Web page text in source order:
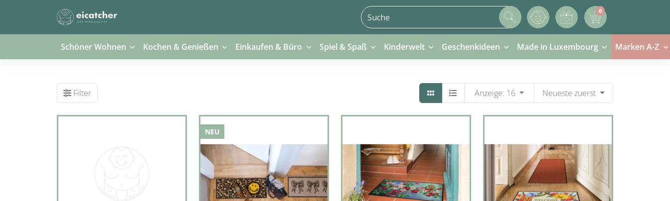
0
0 Artikel im Warenkorb
Schöner Wohnen Kochen & Genießen Einkaufen & Büro Spiel & Spaß Kinderwelt Geschenkideen Made in Luxembourg Marken A-Z
Filter Anzeige: 16 Neueste zuerst
NEU
NEU